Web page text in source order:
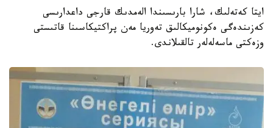
ايتا كەتەلىك، شارا بارىسىندا الەمدىك قارجى داعدارىسى
كەزىندەگى ەكونوميكالىق تەوريا مەن پراكتيكاسىنا قاتىستى
وزەكتى ماسەلەلەر تالقىلاندى.